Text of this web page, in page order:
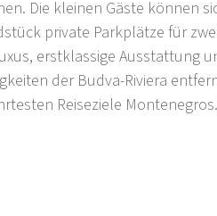
Die kleinen Gäste können
private Parkplätze für
erstklassige Ausstattung
der Budva-Riviera
Reiseziele
ruhigen und malerischen
und ihre